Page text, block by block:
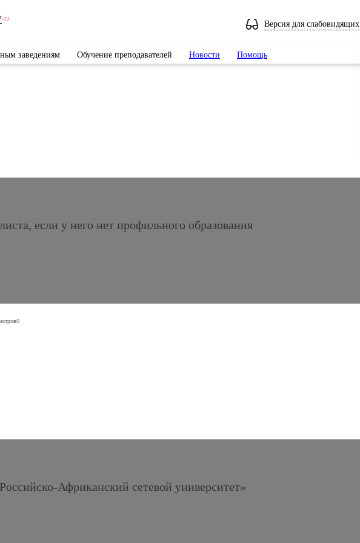
-22
Версия для слабовидящих
заведениям Обучение преподавателей Новости Помощь
если у него нет профильного образования
0
Африканский сетевой университет»